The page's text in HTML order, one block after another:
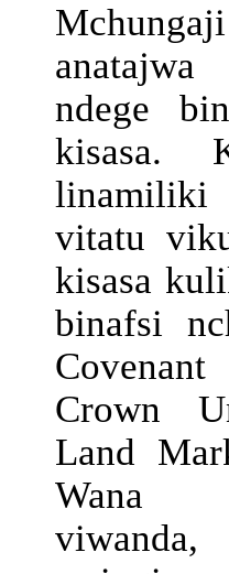
ndege
kisasa.
vitatu
kisasa
binafsi
Crown
Land
Wana